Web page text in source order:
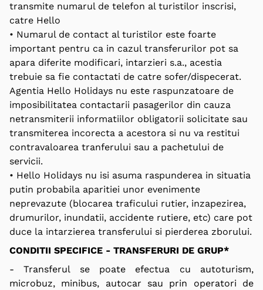
transmite numarul de telefon al turistilor inscrisi,
catre Hello
• Numarul de contact al turistilor este foarte
important pentru ca in cazul transferurilor pot sa
apara diferite modificari, intarzieri s.a., acestia
trebuie sa fie contactati de catre sofer/dispecerat.
Agentia Hello Holidays nu este raspunzatoare de
imposibilitatea contactarii pasagerilor din cauza
netransmiterii informatiilor obligatorii solicitate sau
transmiterea incorecta a acestora si nu va restitui
contravaloarea tranferului sau a pachetului de
servicii.
• Hello Holidays nu isi asuma raspunderea in situatia
putin probabila aparitiei unor evenimente
neprevazute (blocarea traficului rutier, inzapezirea,
drumurilor, inundatii, accidente rutiere, etc) care pot
duce la intarzierea transferului si pierderea zborului.
CONDITII SPECIFICE - TRANSFERURI DE GRUP*
- Transferul se poate efectua cu autoturism,
microbuz, minibus, autocar sau prin operatori de